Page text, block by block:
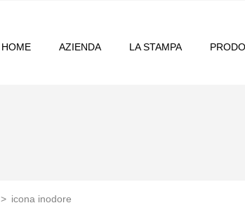
HOME AZIENDA LA STAMPA
> icona inodore